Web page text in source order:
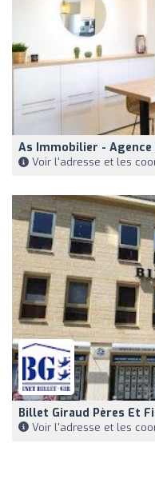
As Immobilier - Agence
Voir l'adresse et les
Billet Giraud Pères Et
Voir l'adresse et les